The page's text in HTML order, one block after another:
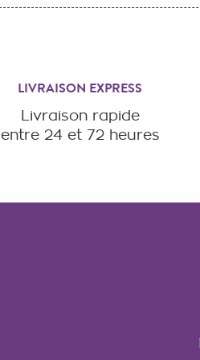
LIVRAISON EXPRESS
Livraison rapide
entre 24 et 72 heures